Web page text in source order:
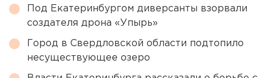
Под Екатеринбургом диверсанты взорвали
создателя дрона «Упырь»
Город в Свердловской области подтопило
несуществующее озеро